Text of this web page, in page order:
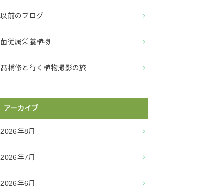
以前のブログ
菌従属栄養植物
髙橋修と行く植物撮影の旅
アーカイブ
2026年8月
2026年7月
2026年6月